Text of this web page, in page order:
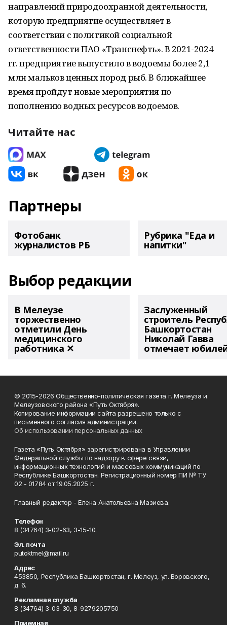
направлений природоохранной деятельности,
которую предприятие осуществляет в
соответствии с политикой социальной
ответственности ПАО «Транснефть». В 2021-2024
гг. предприятие выпустило в водоемы более 2,1
млн мальков ценных пород рыб. В ближайшее
время пройдут новые мероприятия по
пополнению водных ресурсов водоемов.
Читайте нас
Партнеры
Фотобанк
журналистов РБ
Рубрика "Еда и
напитки"
Выбор редакции
В Мелеузе
торжественно
отметили День
медицинского
работника ✕
Заслуженный
строитель
Башкортостан
Николай Гавва
отмечает
© 2015-2026 Общественно-политическая газета г. Мелеуза и
Мелеузовского района «Путь Октября».
Копирование информации сайта разрешено только с
письменного согласия администрации.
Об использовании персональных данных
Газета «Путь Октября» зарегистрирована в Управлении
Федеральной службы по надзору в сфере связи,
информационных технологий и массовых коммуникаций по
Республике Башкортостан. Регистрационный номер ПИ № ТУ
02 - 01784 от 19.05.2025 г.
Главный редактор - Елена Анатольевна Мазиева.
Телефон
8 (34764) 3-02-63, 3-15-10.
Эл. почта
putoktmel@mail.ru
Адрес
453850, Республика Башкортостан, г. Мелеуз, ул. Воровского,
д. 6.
Рекламная служба
8 (34764) 3-03-30, 8-9279205750
Приемная